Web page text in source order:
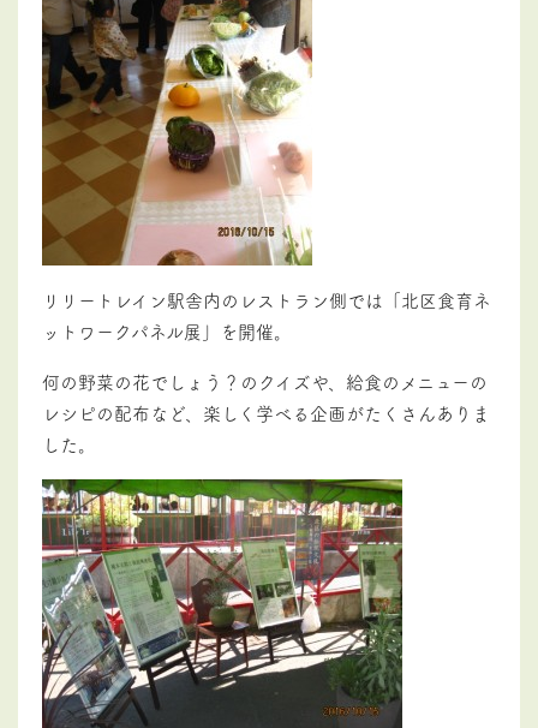
リリートレイン駅舎内のレストラン側では「北区食育ネ
ットワークパネル展」を開催。
何の野菜の花でしょう？のクイズや、給食のメニューの
レシピの配布など、楽しく学べる企画がたくさんありま
した。